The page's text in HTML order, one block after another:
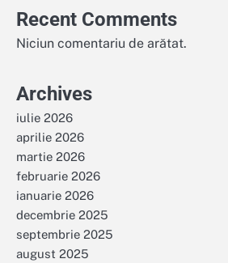
Recent Comments
Niciun comentariu de arătat.
Archives
iulie 2026
aprilie 2026
martie 2026
februarie 2026
ianuarie 2026
decembrie 2025
septembrie 2025
august 2025